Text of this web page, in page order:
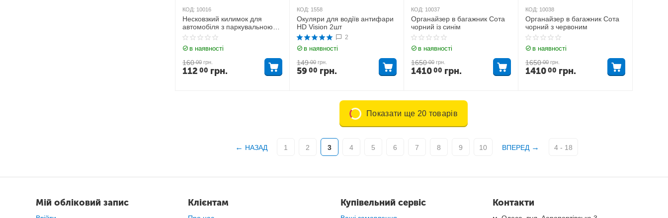
КОД: 10016
Несковзкий килимок для
автомобіля з паркувальною
табличкою та тримачем
телефону ZF01
в наявності
160 00 грн.
112 00 грн.
КОД: 1558
Окуляри для водіїв антифари
HD Vision 2шт
2
в наявності
149 00 грн.
5900 грн.
КОД: 10037
Органайзер в багажник Сота
чорний із синім
в наявності
1650 00 грн.
141000 грн.
КОД: 10038
Органайзер в багажник Сота
чорний з червоним
в наявності
1650 00 грн.
141000 грн.
Показати ще 20 товарів
НАЗАД 1 2 3 4 5 6 7 8 9 10 ВПЕРЕД 4 - 18
Мій обліковий запис Клієнтам Купівельний сервіс Контакти